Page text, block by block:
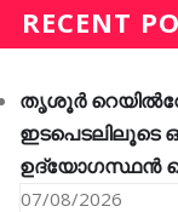
RECENT
തൃശൂർ
ഇടപെടലിലൂടെ
ഉദ്യോഗസ്ഥൻ
07/08/2026